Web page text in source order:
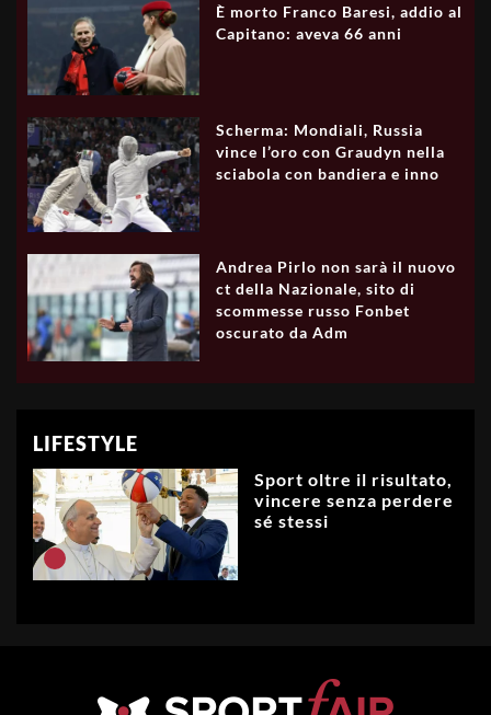
È morto Franco Baresi, addio al
Capitano: aveva 66 anni
Scherma: Mondiali, Russia
vince l’oro con Graudyn nella
sciabola con bandiera e inno
Andrea Pirlo non sarà il nuovo
ct della Nazionale, sito di
scommesse russo Fonbet
oscurato da Adm
LIFESTYLE
Sport oltre il risultato,
vincere senza perdere
sé stessi